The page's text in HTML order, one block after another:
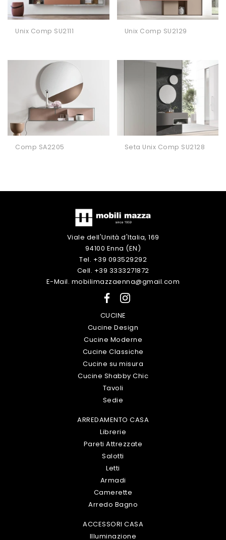
Unix Comp SU2111 Unix Comp SU2129
Comp SA2205 Seta Unix Comp SU2128
Viale dell'Unità d'Italia, 169
94100 Enna (EN)
Tel. +39 093529292
Cell. +39 3333271872
E-Mail. mobilimazzaenna@gmail.com
CUCINE
Cucine Design
Cucine Moderne
Cucine Classiche
Cucine su misura
Cucine Shabby Chic
Tavoli
Sedie
ARREDAMENTO CASA
Librerie
Pareti Attrezzate
Salotti
Letti
Armadi
Camerette
Arredo Bagno
ACCESSORI CASA
Illuminazione